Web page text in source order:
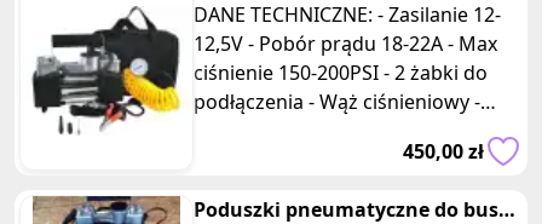
sprężarka 12V (Nowy)
DANE TECHNICZNE: - Zasilanie 12-
12,5V - Pobór prądu 18-22A - Max
ciśnienie 150-200PSI - 2 żabki do
podłączenia - Wąż ciśnieniowy -
450,00 zł
Poduszki pneumatyczne do busa -